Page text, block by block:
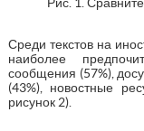
Среди текстов на
наиболее
сообщения (57%),
(43%), новостные
рисунок 2).